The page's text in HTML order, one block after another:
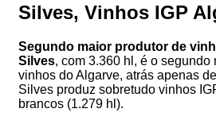
Silves, Vinhos IGP
Segundo maior produtor de
Silves, com 3.360 hl, é o segundo
vinhos do Algarve, atrás apenas
Silves produz sobretudo vinhos
brancos (1.279 hl).